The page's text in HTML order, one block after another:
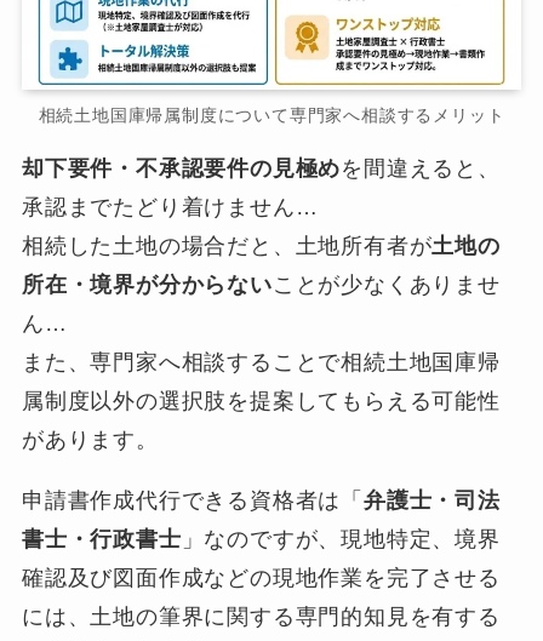
相続土地国庫帰属制度について専門家へ相談するメリット
却下要件・不承認要件の見極めを間違えると、
承認までたどり着けません…
相続した土地の場合だと、土地所有者が土地の
所在・境界が分からないことが少なくありませ
ん…
また、専門家へ相談することで相続土地国庫帰
属制度以外の選択肢を提案してもらえる可能性
があります。
申請書作成代行できる資格者は「弁護士・司法
書士・行政書士 」なのですが、現地特定、境界
確認及び図面作成などの現地作業を完了させる
には、土地の筆界に関する専門的知見を有する